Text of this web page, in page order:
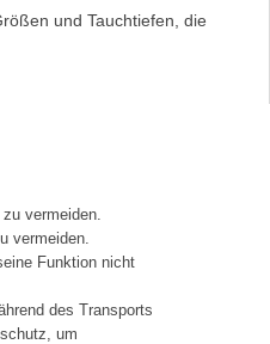
und Tauchtiefen, die
vermeiden.
vermeiden.
Funktion nicht
des Transports
um